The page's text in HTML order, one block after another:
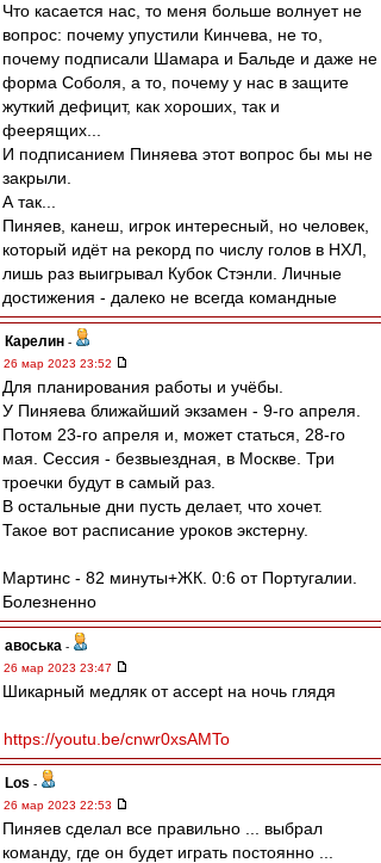
Что касается нас, то меня больше волнует не
вопрос: почему упустили Кинчева, не то,
почему подписали Шамара и Бальде и даже не
форма Соболя, а то, почему у нас в защите
жуткий дефицит, как хороших, так и
феерящих...
И подписанием Пиняева этот вопрос бы мы не
закрыли.
А так...
Пиняев, канеш, игрок интересный, но человек,
который идёт на рекорд по числу голов в НХЛ,
лишь раз выигрывал Кубок Стэнли. Личные
достижения - далеко не всегда командные
Карелин -
26 мар 2023 23:52
Для планирования работы и учёбы.
У Пиняева ближайший экзамен - 9-го апреля.
Потом 23-го апреля и, может статься, 28-го
мая. Сессия - безвыездная, в Москве. Три
троечки будут в самый раз.
В остальные дни пусть делает, что хочет.
Такое вот расписание уроков экстерну.
Мартинс - 82 минуты+ЖК. 0:6 от Португалии.
Болезненно
авоська -
26 мар 2023 23:47
Шикарный медляк от accept на ночь глядя
https://youtu.be/cnwr0xsAMTo
Los -
26 мар 2023 22:53
Пиняев сделал все правильно ... выбрал
команду, где он будет играть постоянно ...